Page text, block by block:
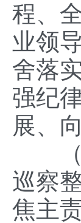
程、
业领
舍落
强纪
展、
（
巡察
焦主